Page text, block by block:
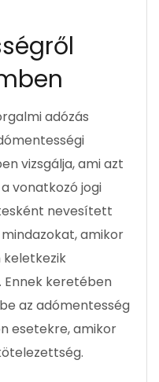
adózás
vizsgálja, ami azt
vonatkozó jogi
nevesített
amikor
keretében
az adómentesség
esetekre, amikor